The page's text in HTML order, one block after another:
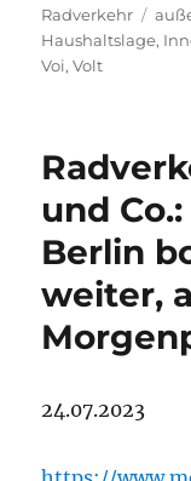
Radverkehr
Haushaltslage,
Voi,Volt
und
Berlin
weiter,
24.07.2023